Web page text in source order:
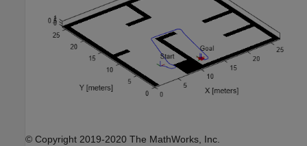
© Copyright 2019-2020 The MathWorks, Inc.